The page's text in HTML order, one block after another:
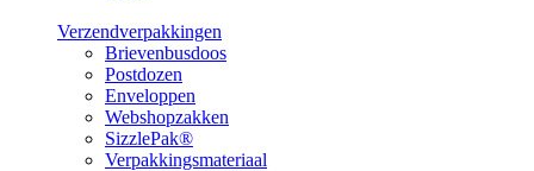
Verzendverpakkingen
Brievenbusdoos
Postdozen
Enveloppen
Webshopzakken
SizzlePak®
Verpakkingsmateriaal